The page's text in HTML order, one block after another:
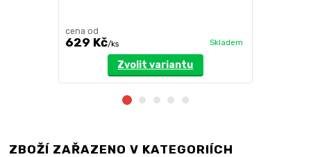
cena od
629 Kč/ks Skladem
Zvolit variantu
ZBOŽÍ ZAŘAZENO V KATEGORIÍCH